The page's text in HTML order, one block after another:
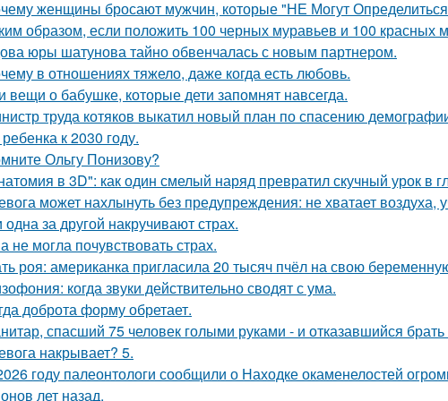
женщины бросают мужчин, которые "НЕ Могут
образом, если положить 100 черных муравьев и 100 красных
юры шатунова тайно обвенчалась с новым партнером.
в отношениях тяжело, даже когда есть любовь.
вещи о бабушке, которые дети запомнят навсегда.
труда котяков выкатил новый план по спасению
к 2030 году.
Ольгу Понизову?
в 3D": как один смелый наряд превратил скучный урок в
может нахлынуть без предупреждения: не хватает воздуха,
за другой накручивают страх.
не могла почувствовать страх.
роя: американка пригласила 20 тысяч пчёл на свою
когда звуки действительно сводят с ума.
доброта форму обретает.
спасший 75 человек голыми руками - и отказавшийся
накрывает? 5.
году палеонтологи сообщили о Находке окаменелостей
лет назад.